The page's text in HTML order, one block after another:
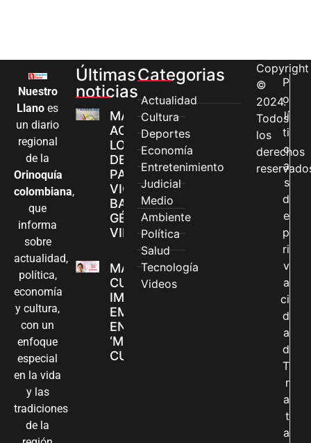
Nuestro
Llano es
un diario
regional
de la
Orinoquía
colombiana,
que
informa
sobre
actualidad,
política,
economía
y cultura,
con un
enfoque
especial
en la vida
y las
tradiciones
de la
Últimas
noticias
MÁS MUJERES
ACCEDEN A
LOS CANALES
DE ATENCIÓN
PARA
VIOLENCIAS
BASADAS EN
GÉNERO EN
VILLAVICENCIO
MADRES
CUIDADORAS
IMPULSAN SUS
EMPRENDIMIENTOS
EN LA FERIA
‘MANOS QUE
CUIDAN Y CREAN’
Categorias
Actualidad
Cultura
Deportes
Economía
Entretenimiento
Judicial
Medio
Ambiente
Política
Salud
Tecnología
Videos
Copyright
©
2024.
Todos
los
derechos
P
o
lí
ti
c
a
s
d
e
p
ri
v
a
ci
d
a
d
T
r
a
t
a